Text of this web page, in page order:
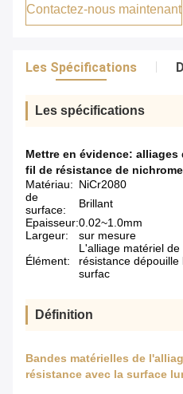
Contactez-nous maintenant
Les Spécifications
Les spécifications
Mettre en évidence: alliages
fil de résistance de nichrome
Matériau: NiCr2080
de
surface:
Brillant
Epaisseur:0.02~1.0mm
Largeur:
sur mesure
Élément:
L'alliage matériel
résistance
surfac
Définition
Bandes matérielles de
résistance avec la surface